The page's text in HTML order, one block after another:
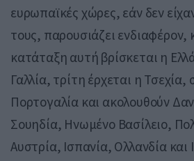
ευρωπαϊκές χώρες, εάν δεν
τους, παρουσιάζει
κατάταξη αυτή βρίσκεται η
Γαλλία, τρίτη έρχεται η Τσεχία,
Πορτογαλία και ακολουθούν
Σουηδία, Ηνωμένο Βασίλειο,
Αυστρία, Ισπανία, Ολλανδία και